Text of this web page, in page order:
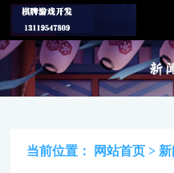
当前位置： 网站首页 >